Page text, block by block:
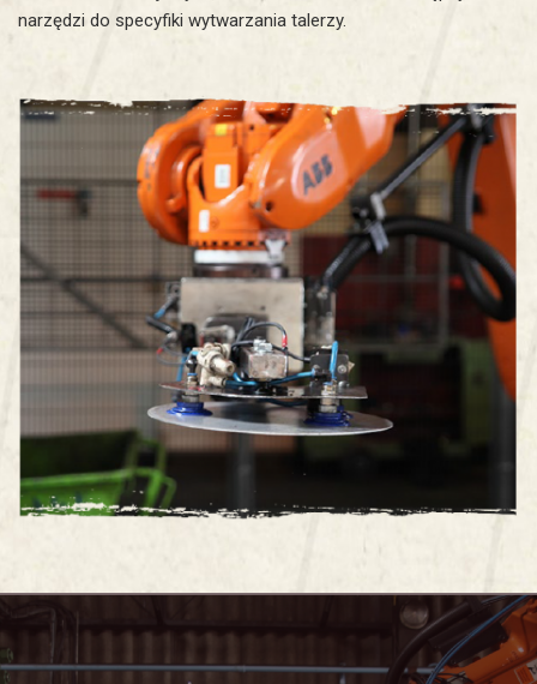
narzędzi do specyfiki wytwarzania talerzy.